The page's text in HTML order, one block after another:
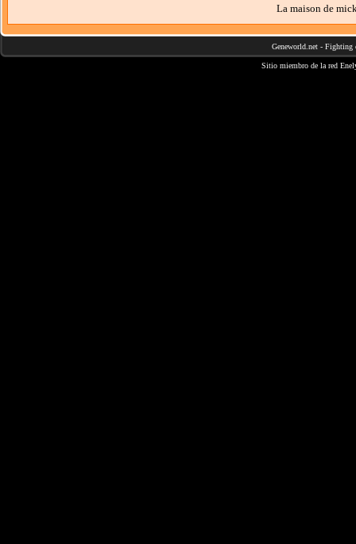
La maison de
Geneworld.net - Fighting
Sitio miembro de la red